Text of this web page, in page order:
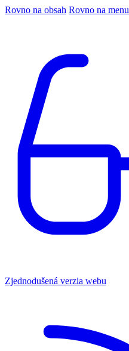
Rovno na obsah Rovno na menu
Zjednodušená verzia webu